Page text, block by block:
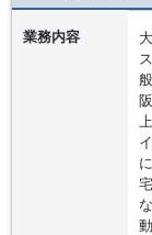
業務内容
般